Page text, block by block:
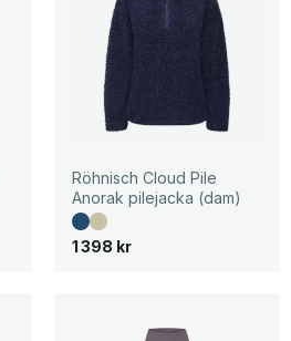
Röhnisch Cloud Pile
Anorak pilejacka (dam)
1 398 kr